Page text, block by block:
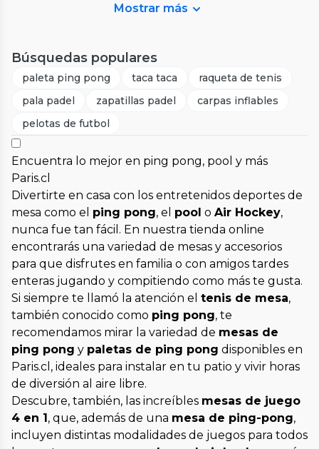
Mostrar más
Búsquedas populares
paleta ping pong taca taca
raqueta de tenis
pala padel
zapatillas padel
carpas inflables
pelotas de futbol
Encuentra lo mejor en ping pong, pool y más
Paris.cl
Divertirte en casa con los entretenidos deportes de
mesa como el ping pong, el pool o Air Hockey,
nunca fue tan fácil. En nuestra tienda online
encontrarás una variedad de mesas y accesorios
para que disfrutes en familia o con amigos tardes
enteras jugando y compitiendo como más te gusta.
Si siempre te llamó la atención el tenis de mesa,
también conocido como ping pong, te
recomendamos mirar la variedad de mesas de
ping pong y paletas de ping pong disponibles en
Paris.cl, ideales para instalar en tu patio y vivir horas
de diversión al aire libre.
Descubre, también, las increíbles mesas de juego
4 en 1, que, además de una mesa de ping-pong,
incluyen distintas modalidades de juegos para todos